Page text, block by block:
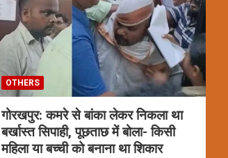
OTHERS
गोरखपुर: कमरे से बांका लेकर निकला था
बर्खास्त सिपाही, पूछताछ में बोला- किसी
महिला या बच्ची को बनाना था शिकार